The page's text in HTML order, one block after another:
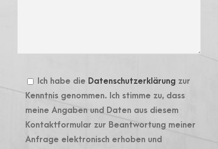
Ich habe die Datenschutzerklärung zur
Kenntnis genommen. Ich stimme zu, dass
meine Angaben und Daten aus diesem
Kontaktformular zur Beantwortung meiner
Anfrage elektronisch erhoben und